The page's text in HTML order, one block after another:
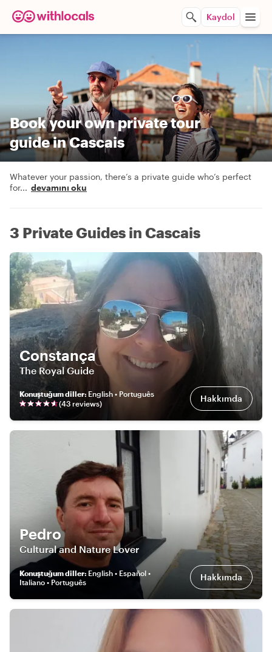
Kaydol
Book your own private tour
guide in Cascais
Whatever your passion, there’s a private guide who’s perfect
for... devamını oku
3 Private Guides in Cascais
Constança
The Royal Guide
Konuştuğum diller: English • Português
(43 reviews) Hakkımda
Pedro
Cultural and Nature Lover
Konuştuğum diller: English • Español •
Italiano • Português
Hakkımda